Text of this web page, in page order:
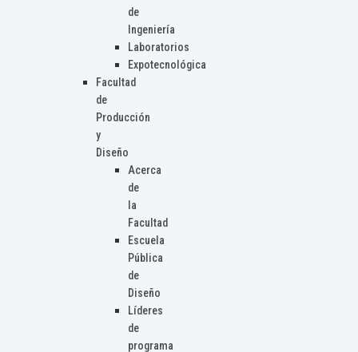
de
Ingeniería
Laboratorios
Expotecnológica
Facultad
de
Producción
y
Diseño
Acerca
de
la
Facultad
Escuela
Pública
de
Diseño
Líderes
de
programa